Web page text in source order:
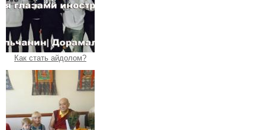
Как стать айдолом?